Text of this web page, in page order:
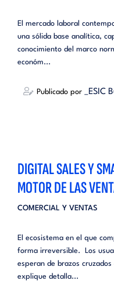
El mercado laboral
una sólida base analítica,
conocimiento del marco
económ...
Publicado por _ESIC
DIGITAL SALES Y
MOTOR DE LAS
COMERCIAL Y VENTAS
El ecosistema en el que
forma irreversible. Los
esperan de brazos
explique detalla...